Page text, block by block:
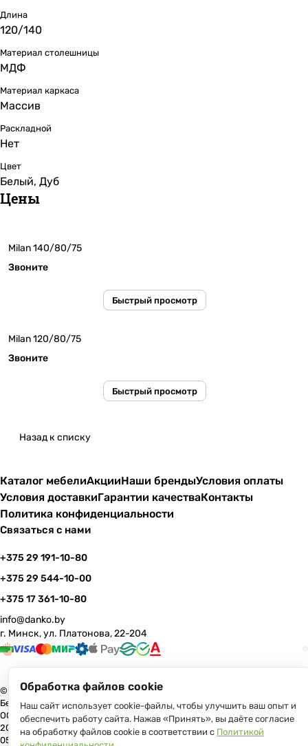
Длина
120/140
Материал столешницы
МДФ
Материал каркаса
Массив
Раскладной
Нет
Цвет
Белый, Дуб
Цены
Milan 140/80/75
Звоните
Быстрый просмотр
Milan 120/80/75
Звоните
Быстрый просмотр
Назад к списку
Каталог мебелиАкцииНаши брендыУсловия оплаты
Условия доставкиГарантии качестваКонтакты
Политика конфиденциальности
Связаться с нами
+375 29 191-10-80
+375 29 544-10-00
+375 17 361-10-80
info@danko.by
г. Минск, ул. Платонова, 22-204
© 2026 Данко Бай: качественная мебель с оперативной доставкой по
Беларуси
ООО «Гранд Парк», юр.адрес: 220005, Минск, ул. Платонова, 22, пом.
204 В торговом реестре с 17 июля 2013 г. Регистрация №191081534,
05.11.2008, Мингорисполком.
Обработка файлов cookie
Наш сайт использует cookie-файлы, чтобы улучшить ваш опыт и
обеспечить работу сайта. Нажав «Принять», вы даёте согласие
на обработку файлов cookie в соответствии с Политикой